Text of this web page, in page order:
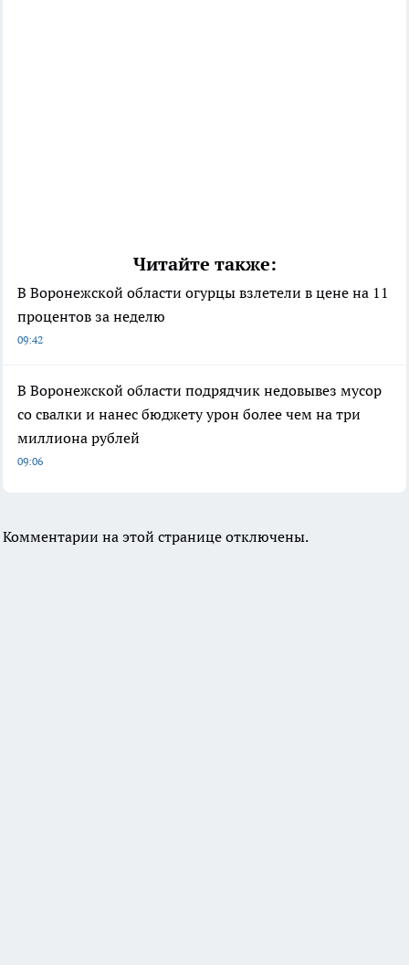
Читайте также:
В Воронежской области огурцы взлетели в цене на 11
процентов за неделю
09:42
В Воронежской области подрядчик недовывез мусор
со свалки и нанес бюджету урон более чем на три
миллиона рублей
09:06
Комментарии на этой странице отключены.